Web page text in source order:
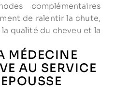
complémentaires
de ralentir la chute,
la qualité du cheveu et la
MÉDECINE
AU SERVICE